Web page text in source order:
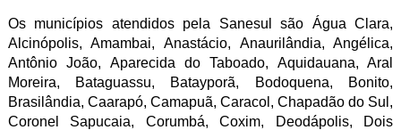
Os municípios atendidos pela Sanesul são Água Clara,
Alcinópolis, Amambai, Anastácio, Anaurilândia, Angélica,
Antônio João, Aparecida do Taboado, Aquidauana, Aral
Moreira, Bataguassu, Batayporã, Bodoquena, Bonito,
Brasilândia, Caarapó, Camapuã, Caracol, Chapadão do Sul,
Coronel Sapucaia, Corumbá, Coxim, Deodápolis, Dois